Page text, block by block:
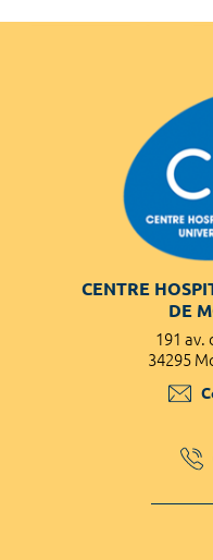
CENTRE
DE
191 av.
34295